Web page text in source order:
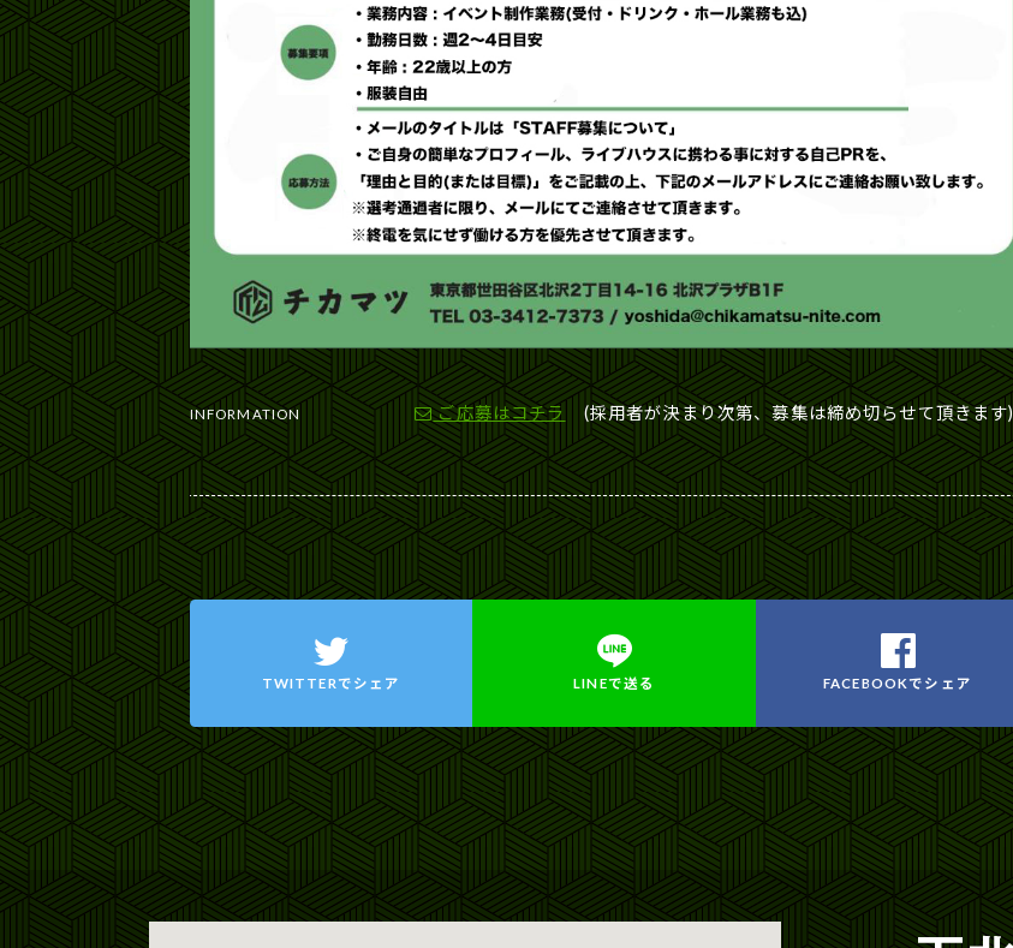
INFORMATION ご応募はコチラ (採用者が決まり次第、募集は締め切らせて頂きます)
TWITTERで シェア LINEで送る FACEBOOKで シェア